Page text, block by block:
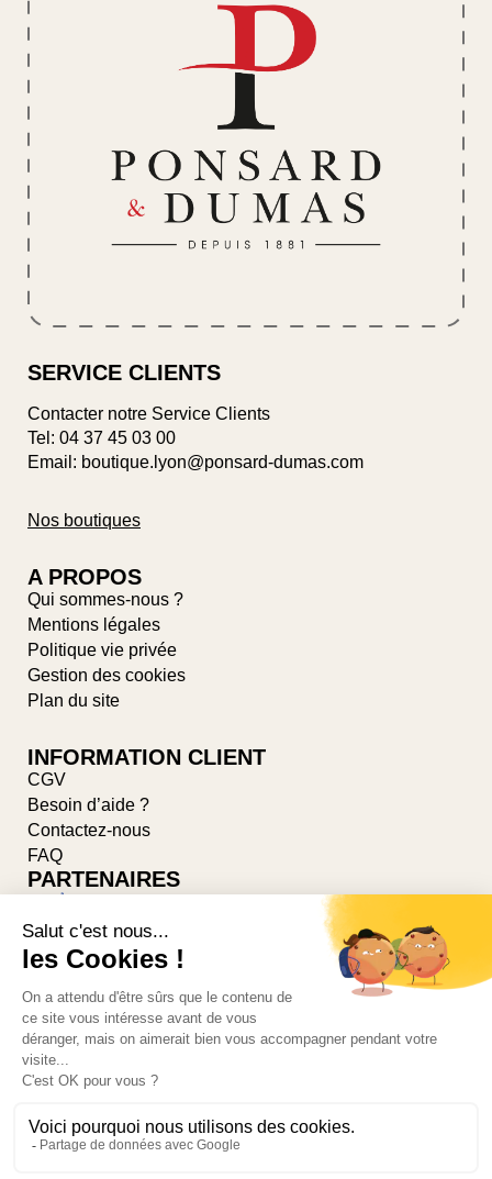
SERVICE CLIENTS
Contacter notre Service Clients
Tel: 04 37 45 03 00
Email: boutique.lyon@ponsard-dumas.com
Nos boutiques
A PROPOS
Qui sommes-nous ?
Mentions légales
Politique vie privée
Gestion des cookies
Plan du site
INFORMATION CLIENT
CGV
Besoin d’aide ?
Contactez-nous
FAQ
PARTENAIRES
Suivez-nous sur les réseaux